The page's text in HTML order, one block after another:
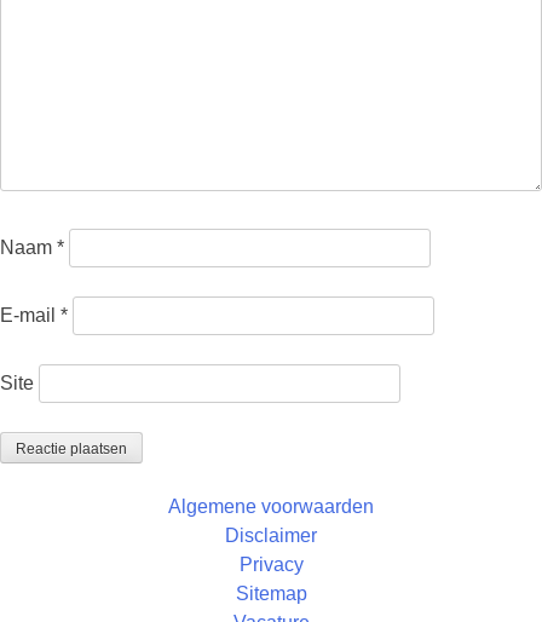
Naam *
E-mail *
Site
Algemene voorwaarden
Disclaimer
Privacy
Sitemap